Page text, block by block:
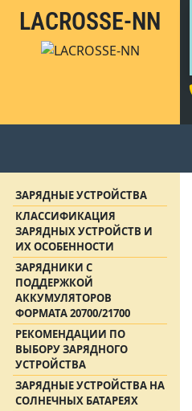
LACROSSE-NN
ЗАРЯДНЫЕ УСТРОЙСТВА
КЛАССИФИКАЦИЯ
ЗАРЯДНЫХ УСТРОЙСТВ И
ИХ ОСОБЕННОСТИ
ЗАРЯДНИКИ С
ПОДДЕРЖКОЙ
АККУМУЛЯТОРОВ
ФОРМАТА 20700/21700
РЕКОМЕНДАЦИИ ПО
ВЫБОРУ ЗАРЯДНОГО
УСТРОЙСТВА
ЗАРЯДНЫЕ УСТРОЙСТВА НА
СОЛНЕЧНЫХ БАТАРЕЯХ